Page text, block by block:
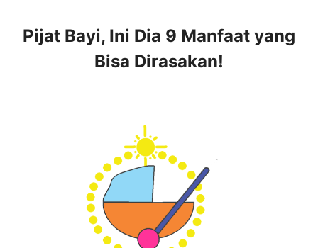
Pijat Bayi, Ini Dia 9 Manfaat yang
Bisa Dirasakan!